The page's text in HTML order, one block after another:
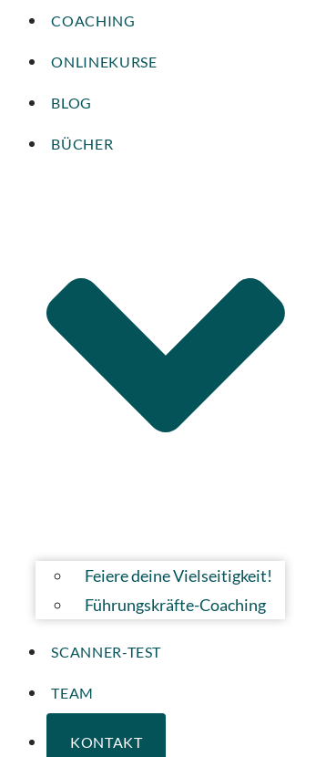
COACHING
ONLINEKURSE
BLOG
BÜCHER
Feiere deine Vielseitigkeit!
Führungskräfte-Coaching
SCANNER-TEST
TEAM
KONTAKT